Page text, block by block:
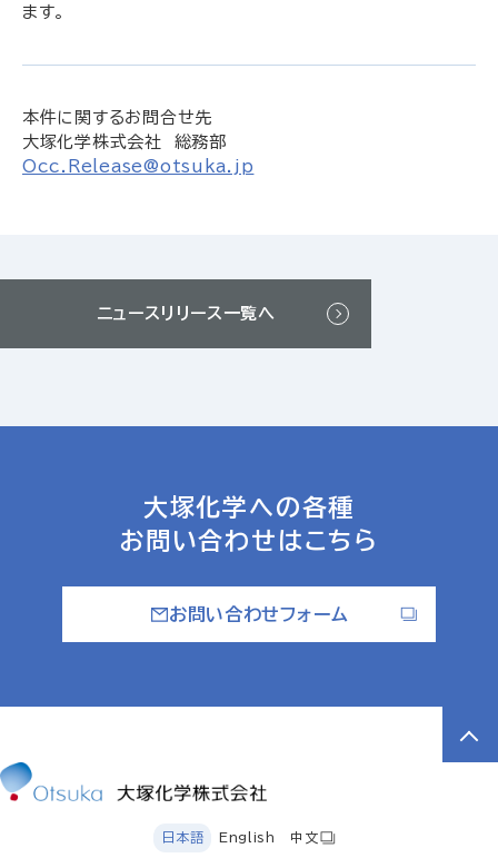
ます。
本件に関するお問合せ先
大塚化学株式会社 総務部
Occ.Release@otsuka.jp
ニュースリリース一覧へ
大塚化学への各種
お問い合わせはこちら
お問い合わせフォーム
日本語 English 中文